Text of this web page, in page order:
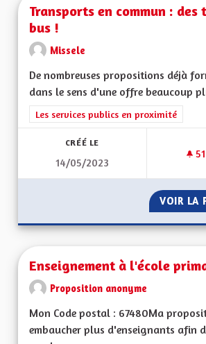
Transports en commun : des
bus !
Missele
De nombreuses propositions déjà
dans le sens d'une offre beaucoup
Filtrer les résultats de la catégorie :
Les services publics en proximité
CRÉÉ LE
14/05/2023
51
VOIR LA
Enseignement à l'école
Proposition anonyme
Mon Code postal : 67480Ma
embaucher plus d'enseignants afin